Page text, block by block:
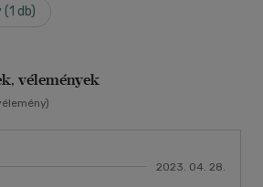
db)
vélemények
2023. 04. 28.